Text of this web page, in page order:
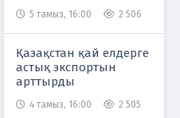
5 тамыз, 16:00 2 506
Қазақстан қай елдерге
астық экспортын
арттырды
4 тамыз, 16:00 2 505